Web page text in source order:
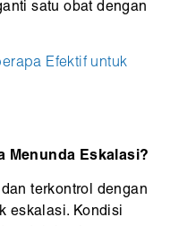
satu obat dengan
Efektif untuk
Menunda Eskalasi?
terkontrol dengan
eskalasi. Kondisi